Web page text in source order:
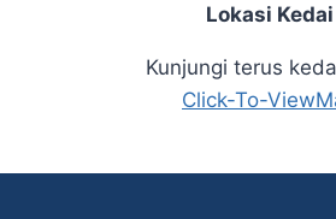
Lokasi Kedai
Kunjungi terus
Click-To-